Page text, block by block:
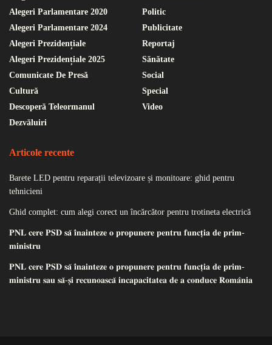
Alegeri Parlamentare 2020
Alegeri Parlamentare 2024
Alegeri Prezidențiale
Alegeri Prezidențiale 2025
Comunicate De Presă
Cultură
Descoperă Teleormanul
Dezvăluiri
Politic
Publicitate
Reportaj
Sănătate
Social
Special
Video
Articole recente
Barete LED pentru reparații televizoare și monitoare: ghid pentru
tehnicieni
Ghid complet: cum alegi corect un încărcător pentru trotineta electrică
𝐏𝐍𝐋 𝐜𝐞𝐫𝐞 𝐏𝐒𝐃 𝐬𝐚̆ 𝐢̂𝐧𝐚𝐢𝐧𝐭𝐞𝐳𝐞 𝐨 𝐩𝐫𝐨𝐩𝐮𝐧𝐞𝐫𝐞 𝐩𝐞𝐧𝐭𝐫𝐮 𝐟𝐮𝐧𝐜𝐭̦𝐢𝐚 𝐝𝐞 𝐩𝐫𝐢𝐦-
𝐦𝐢𝐧𝐢𝐬𝐭𝐫𝐮
𝐏𝐍𝐋 𝐜𝐞𝐫𝐞 𝐏𝐒𝐃 𝐬𝐚̆ 𝐢̂𝐧𝐚𝐢𝐧𝐭𝐞𝐳𝐞 𝐨 𝐩𝐫𝐨𝐩𝐮𝐧𝐞𝐫𝐞 𝐩𝐞𝐧𝐭𝐫𝐮 𝐟𝐮𝐧𝐜𝐭̦𝐢𝐚 𝐝𝐞 𝐩𝐫𝐢𝐦-
𝐦𝐢𝐧𝐢𝐬𝐭𝐫𝐮 𝐬𝐚𝐮 𝐬𝐚̆-𝐬̦𝐢 𝐫𝐞𝐜𝐮𝐧𝐨𝐚𝐬𝐜𝐚̆ 𝐢𝐧𝐜𝐚𝐩𝐚𝐜𝐢𝐭𝐚𝐭𝐞𝐚 𝐝𝐞 𝐚 𝐜𝐨𝐧𝐝𝐮𝐜𝐞 𝐑𝐨𝐦𝐚̂𝐧𝐢𝐚